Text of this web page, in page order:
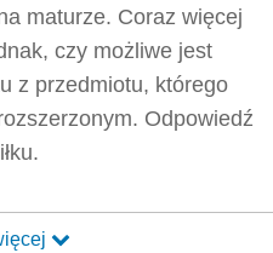
maturze. Coraz więcej
czy możliwe jest
z przedmiotu, którego
Odpowiedź